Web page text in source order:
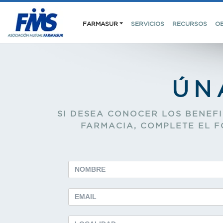
FARMASUR SERVICIOS RECURSOS
SI DESEA CONOCER LOS
FARMACIA, COMPLETE EL